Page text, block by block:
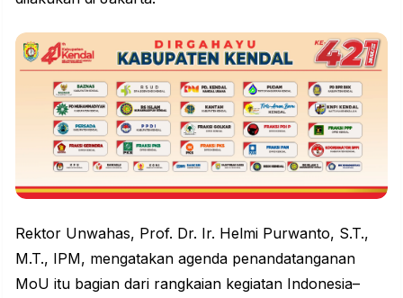
Rektor Unwahas, Prof. Dr. Ir. Helmi Purwanto, S.T.,
M.T., IPM, mengatakan agenda penandatanganan
MoU itu bagian dari rangkaian kegiatan Indonesia–